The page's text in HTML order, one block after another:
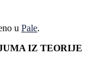
u Pale.
IZ TEORIJE